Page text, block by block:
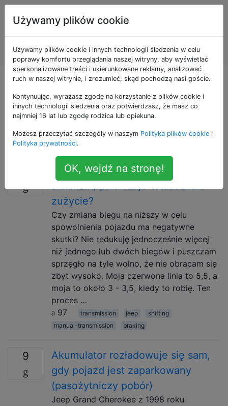
Konserwacja i
naprawa
pojazdów
silnikowych
Pytania otagowane
jako jeep
Jeep to marka pojazdów produkowanych obecnie
przez Grupę Fiat Chrysler Automotive (FCA).
Czy redukcja biegów (hamowanie
silnikiem) powoduje dodatkowe
zużycie?
Czy zmiana biegu na niższy w celu
spowolnienia pojazdu ma negatywne
skutki? Nie redukuję jednocześnie więcej
niż jednego lub dwóch biegów i puszczam
sprzęgło na tyle wolno, że nie obracam się
zbyt wysoko. Moja czerwona linia to 5,5, a
moja to około 3 - 3,5, kiedy to robię. Ten
proces …
97
transmission jeep
shifting
manual-transmission
braking
9
Akumulator rozładowuje się sam,
gdy pojazd jest zaparkowany
(pasożytniczy pobór)
Jeep Grand Cherokee z 1998 roku
Używamy plików cookie
Używamy plików cookie i innych technologii śledzenia w celu
poprawy komfortu przeglądania naszej witryny, aby wyświetlać
spersonalizowane treści i ukierunkowane reklamy, analizować
ruch w naszej witrynie, i zrozumieć, skąd pochodzą nasi goście.
Kontynuując, wyrażasz zgodę na korzystanie z plików cookie i
innych technologii śledzenia oraz potwierdzasz, że masz co
najmniej 16 lat lub zgodę rodzica lub opiekuna.
Możesz przeczytać szczegóły w naszym Polityka plików cookie i
Polityka prywatności.
OK, wejdź na stronę!